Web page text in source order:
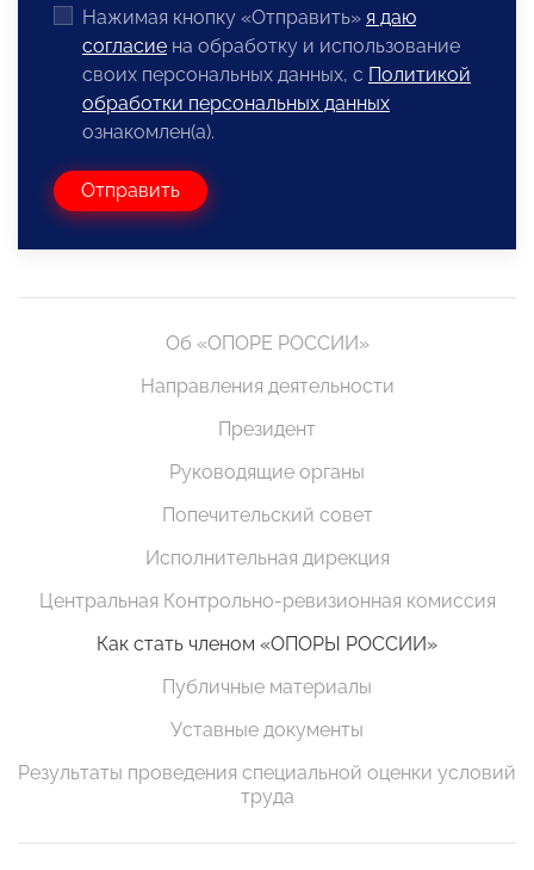
Нажимая кнопку «Отправить» я даю
согласие на обработку и использование
своих персональных данных, с Политикой
обработки персональных данных
ознакомлен(а).
Отправить
Об «ОПОРЕ РОССИИ»
Направления деятельности
Президент
Руководящие органы
Попечительский совет
Исполнительная дирекция
Центральная Контрольно-ревизионная комиссия
Как стать членом «ОПОРЫ РОССИИ»
Публичные материалы
Уставные документы
Результаты проведения специальной оценки условий
труда